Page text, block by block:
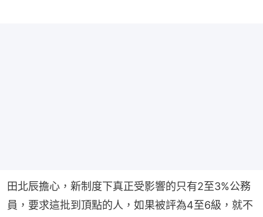
田北辰擔心，新制度下真正受影響的只有2至3%公務
員，要求這批到頂點的人，如果被評為4至6級，就不